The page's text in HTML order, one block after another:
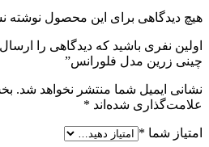
هیچ دیدگاهی برای این محصول نوشته
اولین نفری باشید که دیدگاهی را
چینی زرین مدل فلورانس”
نشانی ایمیل شما منتشر نخواهد شد.
علامت‌گذاری شده‌اند *
امتیاز شما *